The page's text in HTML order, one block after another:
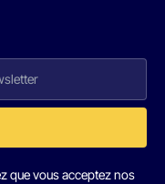
que vous acceptez nos